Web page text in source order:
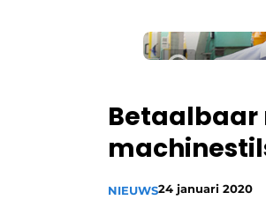
Meest gelezen
Privacy /
Vacature
Vacatures
NIEUWS24 januari 2020